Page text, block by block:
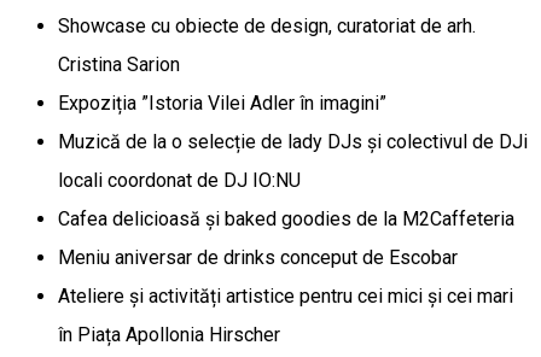
Showcase cu obiecte de design, curatoriat de arh.
Cristina Sarion
Expoziția ”Istoria Vilei Adler în imagini”
Muzică de la o selecție de lady DJs și colectivul de DJi
locali coordonat de DJ IO:NU
Cafea delicioasă și baked goodies de la M2Caffeteria
Meniu aniversar de drinks conceput de Escobar
Ateliere și activități artistice pentru cei mici și cei mari
în Piața Apollonia Hirscher